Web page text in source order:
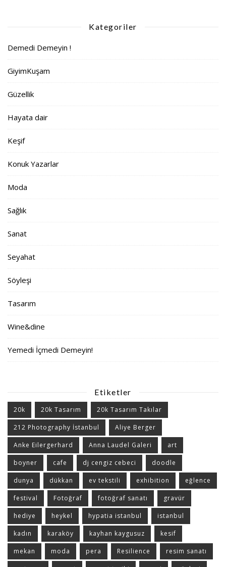
Kategoriler
Demedi Demeyin !
GiyimKuşam
Güzellik
Hayata dair
Keşif
Konuk Yazarlar
Moda
Sağlık
Sanat
Seyahat
Söyleşi
Tasarım
Wine&dine
Yemedi İçmedi Demeyin!
Etiketler
20k 20k Tasarım 20k Tasarım Takılar
212 Photography İstanbul Aliye Berger
Anke Eilergerhard Anna Laudel Galeri art
boyner cafe dj cengiz cebeci doodle
dunya dükkan ev tekstili exhibition eğlence
festival Fotoğraf fotoğraf sanatı gravür
hediye heykel hypatia istanbul istanbul
kadın karaköy kayhan kaygusuz kesif
mekan moda pera Resilience resim sanatı